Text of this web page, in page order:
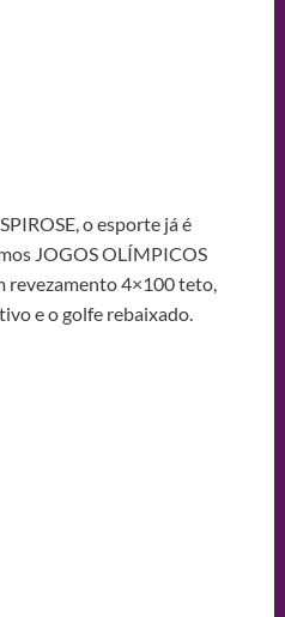
o esporte já é
JOGOS OLÍMPICOS
revezamento 4×100 teto,
e o golfe rebaixado.